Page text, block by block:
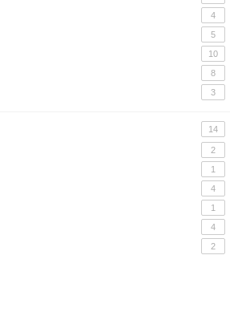
4
5
10
8
3
14
2
1
4
1
4
2